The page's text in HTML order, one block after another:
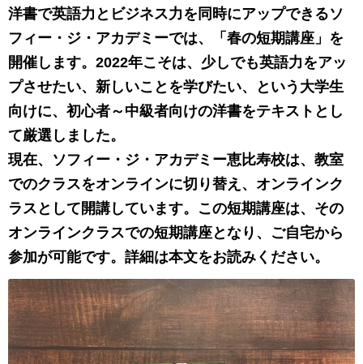
洋書で英語力とビジネス力を同時にアップできるソ
フィー・ジ・アカデミーでは、「春の短期講座」を
開催します。2022年こそは、少しでも英語力をアッ
プさせたい、新しいことを学びたい、という大学生
向けに、初心者～中級者向けの洋書をテキストとし
て厳選しました。
現在、ソフィー・ジ・アカデミー恵比寿校は、教室
でのクラスをオンラインに切り替え、オンラインク
ラスとして開講しています。この短期講座は、その
オンラインクラスでの短期講座となり、ご自宅から
参加が可能です。詳細は本文をお読みください。